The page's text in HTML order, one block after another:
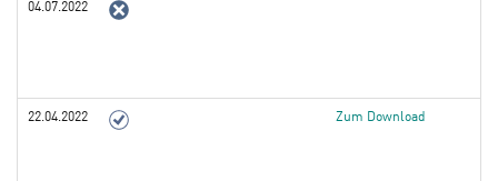
04.07.2022
22.04.2022 Zum Download